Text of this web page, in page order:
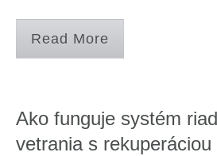
Read More
Ako funguje systém
vetrania s rekuperáciou